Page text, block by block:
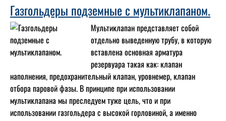
Газгольдеры подземные с мультиклапаном.
Мультиклапан представляет собой
отдельно выведенную трубу, в которую
вставлена основная арматура
резервуара такая как: клапан
наполнения, предохранительный клапан, уровнемер, клапан
отбора паровой фазы. В принципе при использовании
мультиклапана мы преследуем туже цель, что и при
использовании газгольдера с высокой горловиной, а именно